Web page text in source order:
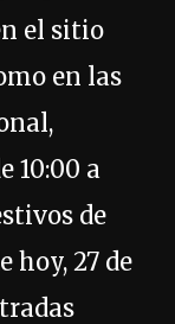
el sitio
en las
10:00 a
de
hoy, 27 de